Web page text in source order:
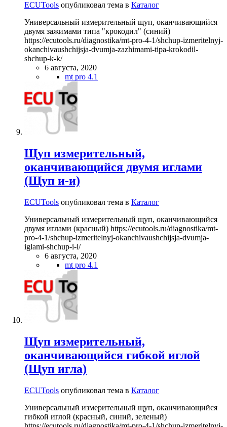
ECUTools опубликовал тема в Каталог
Универсальный измерительный щуп, оканчивающийся
двумя зажимами типа "крокодил" (синий)
https://ecutools.ru/diagnostika/mt-pro-4-1/shchup-izmeritelnyj-
okanchivaushchijsja-dvumja-zazhimami-tipa-krokodil-
shchup-k-k/
6 августа, 2020
mt pro 4.1
Щуп измерительный,
оканчивающийся двумя иглами
(Щуп и-и)
ECUTools опубликовал тема в Каталог
Универсальный измерительный щуп, оканчивающийся
двумя иглами (красный) https://ecutools.ru/diagnostika/mt-
pro-4-1/shchup-izmeritelnyj-okanchivaushchijsja-dvumja-
iglami-shchup-i-i/
6 августа, 2020
mt pro 4.1
Щуп измерительный,
оканчивающийся гибкой иглой
(Щуп игла)
ECUTools опубликовал тема в Каталог
Универсальный измерительный щуп, оканчивающийся
гибкой иглой (красный, синий, зеленый)